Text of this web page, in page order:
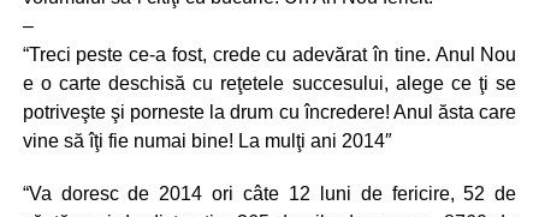
–
“Treci peste ce-a fost, crede cu adevărat în tine. Anul Nou
e o carte deschisă cu reţetele succesului, alege ce ţi se
potriveşte şi porneste la drum cu încredere! Anul ăsta care
vine să îţi fie numai bine! La mulţi ani 2014″
“Va doresc de 2014 ori câte 12 luni de fericire, 52 de